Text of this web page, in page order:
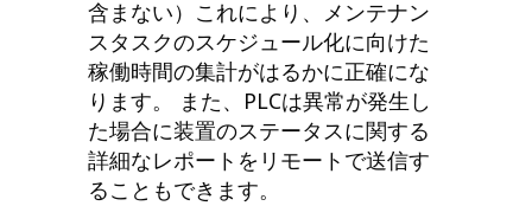
含まない）これにより、メンテナン
スタスクのスケジュール化に向けた
稼働時間の集計がはるかに正確にな
ります。 また、PLCは異常が発生し
た場合に装置のステータスに関する
詳細なレポートをリモートで送信す
ることもできます。